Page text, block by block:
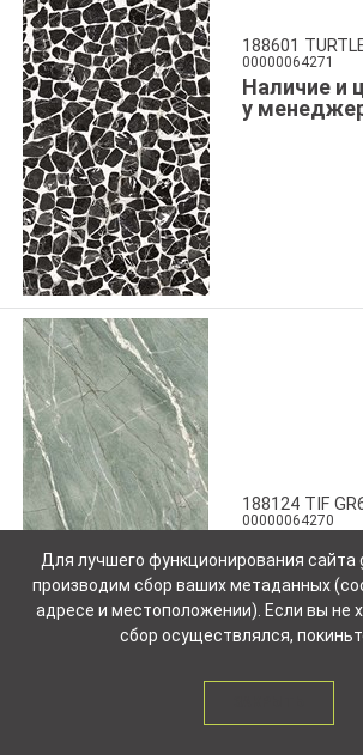
188601
00000064271
Наличие и
у
188124 TIF
00000064270
у
Для лучшего функционирования
производим сбор ваших метаданных
адресе и местоположении). Если вы не
сбор осуществлялся,